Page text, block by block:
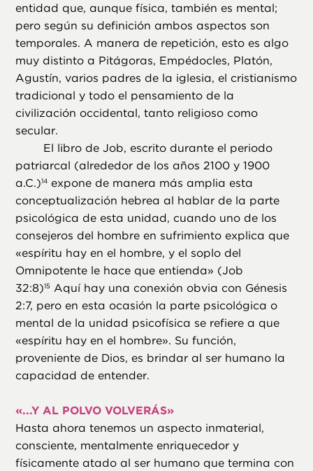
entidad que, aunque física, también es mental;
pero según su definición ambos aspectos son
temporales. A manera de repetición, esto es algo
muy distinto a Pitágoras, Empédocles, Platón,
Agustín, varios padres de la iglesia, el cristianismo
tradicional y todo el pensamiento de la
civilización occidental, tanto religioso como
secular.
El libro de Job, escrito durante el periodo
patriarcal (alrededor de los años 2100 y 1900
a.C.)14 expone de manera más amplia esta
conceptualización hebrea al hablar de la parte
psicológica de esta unidad, cuando uno de los
consejeros del hombre en sufrimiento explica que
«espíritu hay en el hombre, y el soplo del
Omnipotente le hace que entienda» (Job
32:8)15 Aquí hay una conexión obvia con Génesis
2:7, pero en esta ocasión la parte psicológica o
mental de la unidad psicofísica se refiere a que
«espíritu hay en el hombre». Su función,
proveniente de Dios, es brindar al ser humano la
capacidad de entender.
«...Y AL POLVO VOLVERÁS»
Hasta ahora tenemos un aspecto inmaterial,
consciente, mentalmente enriquecedor y
físicamente atado al ser humano que termina con